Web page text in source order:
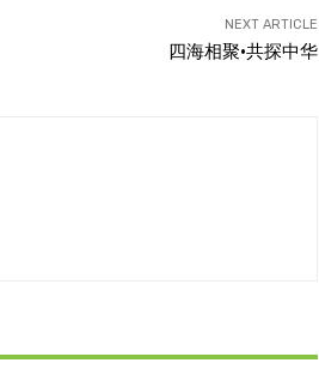
NEXT ARTICLE
四海相聚·共探中华